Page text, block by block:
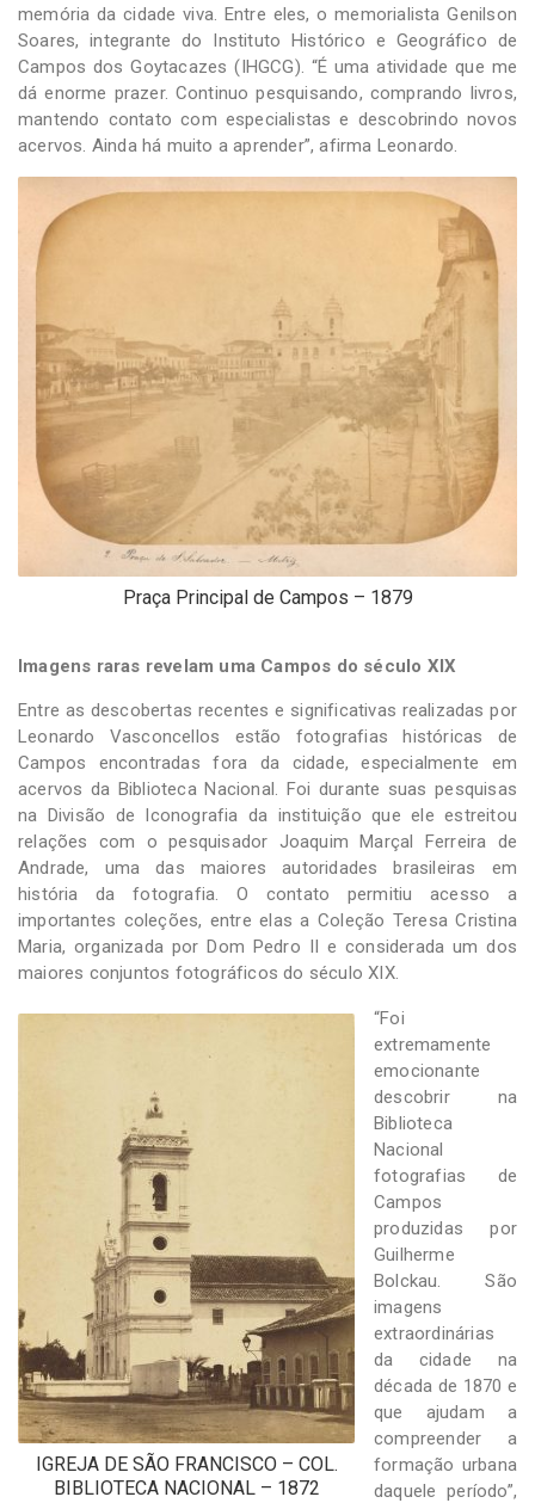
memória da cidade viva. Entre eles, o memorialista Genilson
Soares, integrante do Instituto Histórico e Geográfico de
Campos dos Goytacazes (IHGCG). “É uma atividade que me
dá enorme prazer. Continuo pesquisando, comprando livros,
mantendo contato com especialistas e descobrindo novos
acervos. Ainda há muito a aprender”, afirma Leonardo.
Praça Principal de Campos – 1879
Imagens raras revelam uma Campos do século XIX
Entre as descobertas recentes e significativas realizadas por
Leonardo Vasconcellos estão fotografias históricas de
Campos encontradas fora da cidade, especialmente em
acervos da Biblioteca Nacional. Foi durante suas pesquisas
na Divisão de Iconografia da instituição que ele estreitou
relações com o pesquisador Joaquim Marçal Ferreira de
Andrade, uma das maiores autoridades brasileiras em
história da fotografia. O contato permitiu acesso a
importantes coleções, entre elas a Coleção Teresa Cristina
Maria, organizada por Dom Pedro II e considerada um dos
maiores conjuntos fotográficos do século XIX.
IGREJA DE SÃO FRANCISCO – COL.
BIBLIOTECA NACIONAL – 1872
“Foi
extremamente
emocionante
descobrir na
Biblioteca
Nacional
fotografias de
Campos
produzidas por
Guilherme
Bolckau. São
imagens
extraordinárias
da cidade na
década de 1870 e
que ajudam a
compreender a
formação urbana
daquele período”,